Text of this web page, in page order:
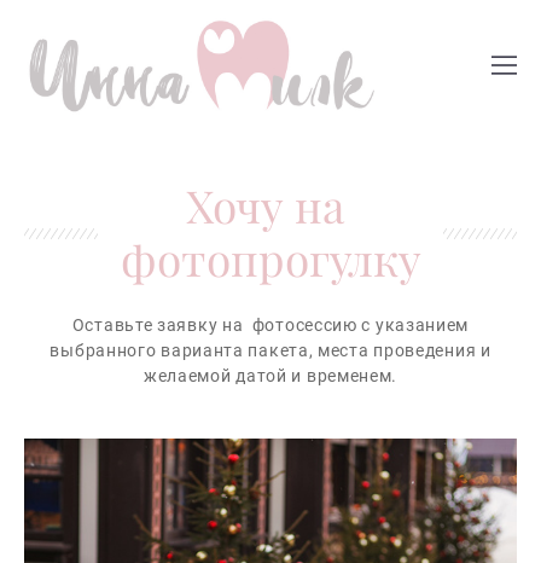
Хочу на
фотопрогулку
Оставьте заявку на фотосессию с указанием
выбранного варианта пакета, места проведения и
желаемой датой и временем.